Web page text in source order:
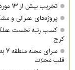
تخریب بیش از ۱۳ مورد ساخت‌وساز غیرمجاز در منطقه ۴ کرج
پروژه‌های عمرانی و
کرج
قلب محلات